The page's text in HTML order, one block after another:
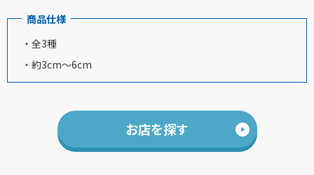
商品仕様
・全3種
・約3cm～6cm
お店を探す